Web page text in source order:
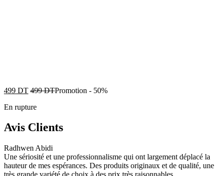
499 DT 499DTPromotion - 50%
En rupture
Avis Clients
Radhwen Abidi
Une sériosité et une professionnalisme qui ont largement déplacé la
hauteur de mes espérances. Des produits originaux et de qualité, une